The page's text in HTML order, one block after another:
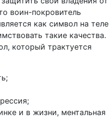
воин-покровитель
как символ на теле
такие качества.
который трактуется
и в жизни, ментальная